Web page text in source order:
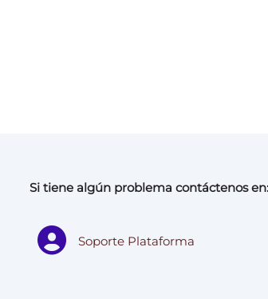
Si tiene algún problema contáctenos en:
Soporte Plataforma